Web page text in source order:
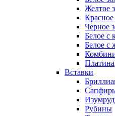
Желтое
Красное
Черное
Белое с
Белое с
Платина
Вставки
Рубины